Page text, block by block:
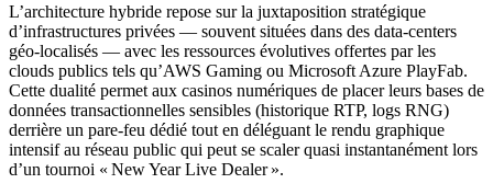
L’architecture hybride repose sur la juxtaposition stratégique
d’infrastructures privées — souvent situées dans des data‑centers
géo‑localisés — avec les ressources évolutives offertes par les
clouds publics tels qu’AWS Gaming ou Microsoft Azure PlayFab.
Cette dualité permet aux casinos numériques de placer leurs bases de
données transactionnelles sensibles (historique RTP, logs RNG)
derrière un pare‑feu dédié tout en déléguant le rendu graphique
intensif au réseau public qui peut se scaler quasi instantanément lors
d’un tournoi « New Year Live Dealer ».